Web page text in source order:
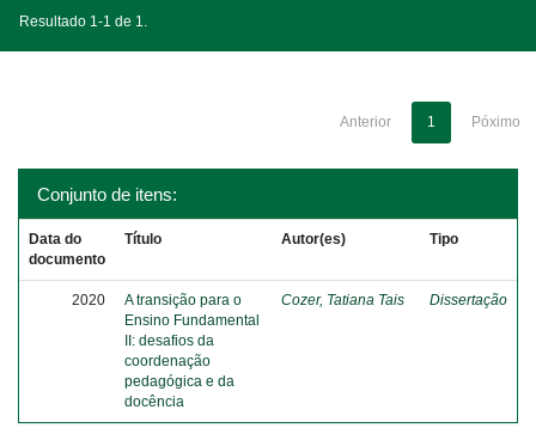
Resultado 1-1 de 1.
Anterior 1 Póximo
Conjunto de itens:
Data do
documento
Título Autor(es) Tipo
2020
A transição para o
Ensino Fundamental
II: desafios da
coordenação
pedagógica e da
docência
Cozer, Tatiana Tais Dissertação